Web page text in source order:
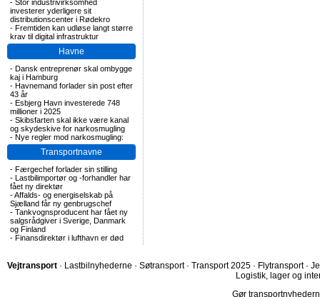
- Stor industrivirksomhed
investerer yderligere sit
distributionscenter i Rødekro
- Fremtiden kan udløse langt større
krav til digital infrastruktur
Havne
- Dansk entreprenør skal ombygge
kaj i Hamburg
- Havnemand forlader sin post efter
43 år
- Esbjerg Havn investerede 748
millioner i 2025
- Skibsfarten skal ikke være kanal
og skydeskive for narkosmugling
- Nye regler mod narkosmugling:
Transportnavne
- Færgechef forlader sin stilling
- Lastbilimportør og -forhandler har
fået ny direktør
-Affalds- og energiselskab på
Sjælland får ny genbrugschef
- Tankvognsproducent har fået ny
salgsrådgiver i Sverige, Danmark
og Finland
- Finansdirektør i lufthavn er død
Vejtransport · Lastbilnyhederne · Søtransport · Transport 2025 · Flytransport ·
Logistik, lager og
Gør